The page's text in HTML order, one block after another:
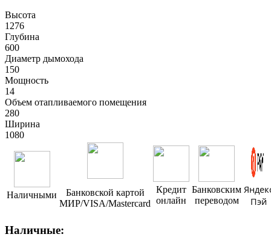
Высота
1276
Глубина
600
Диаметр дымохода
150
Мощность
14
Объем отапливаемого помещения
280
Ширина
1080
Наличными
Банковской картой
МИР/VISA/Mastercard
Кредит
онлайн
Банковским
переводом
Пэй
Наличные: